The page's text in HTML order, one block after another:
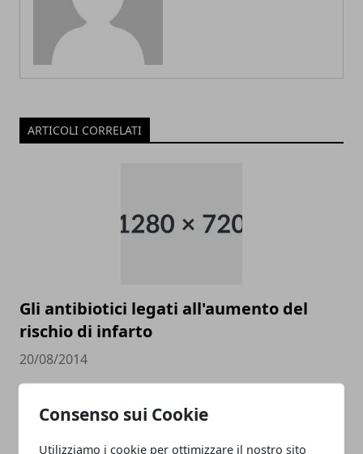
Consenso sui Cookie
Utilizziamo i cookie per ottimizzare il nostro sito
ARTICOLI CORRELATI
Gli antibiotici legati all'aumento del
rischio di infarto
20/08/2014